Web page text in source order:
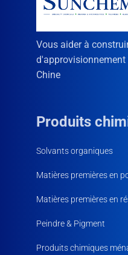
Vous aider à
Chine
Produits
Solvants organiques
Matières premières en
Matières premières en
Peindre & Pigment
Produits chimiques